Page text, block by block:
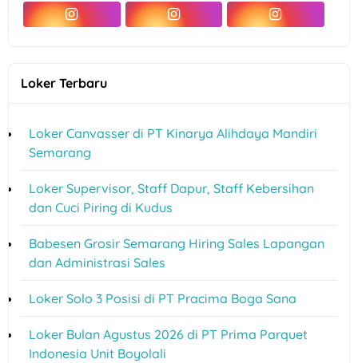
Loker Terbaru
Loker Canvasser di PT Kinarya Alihdaya Mandiri
Semarang
Loker Supervisor, Staff Dapur, Staff Kebersihan
dan Cuci Piring di Kudus
Babesen Grosir Semarang Hiring Sales Lapangan
dan Administrasi Sales
Loker Solo 3 Posisi di PT Pracima Boga Sana
Loker Bulan Agustus 2026 di PT Prima Parquet
Indonesia Unit Boyolali